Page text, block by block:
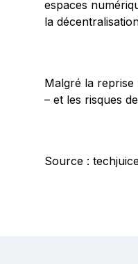
espaces
la
Malgré la
– et les risques
Source :